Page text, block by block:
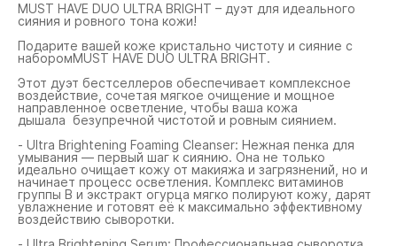
MUST HAVE DUO ULTRA BRIGHT – дуэт для идеального
сияния и ровного тона кожи!
Подарите вашей коже кристально чистоту и сияние с
наборомMUST HAVE DUO ULTRA BRIGHT.
Этот дуэт бестселлеров обеспечивает комплексное
воздействие, сочетая мягкое очищение и мощное
направленное осветление, чтобы ваша кожа
дышала безупречной чистотой и ровным сиянием.
- Ultra Brightening Foaming Cleanser: Нежная пенка для
умывания — первый шаг к сиянию. Она не только
идеально очищает кожу от макияжа и загрязнений, но и
начинает процесс осветления. Комплекс витаминов
группы В и экстракт огурца мягко полируют кожу, дарят
увлажнение и готовят её к максимально эффективному
воздействию сыворотки.